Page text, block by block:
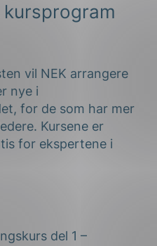
kursprogram
vil NEK arrangere
nye i
for de som har mer
Kursene er
for ekspertene i
del 1 –